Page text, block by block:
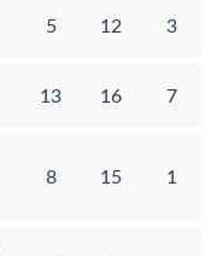
5 12 3
13 16 7
8 15 1